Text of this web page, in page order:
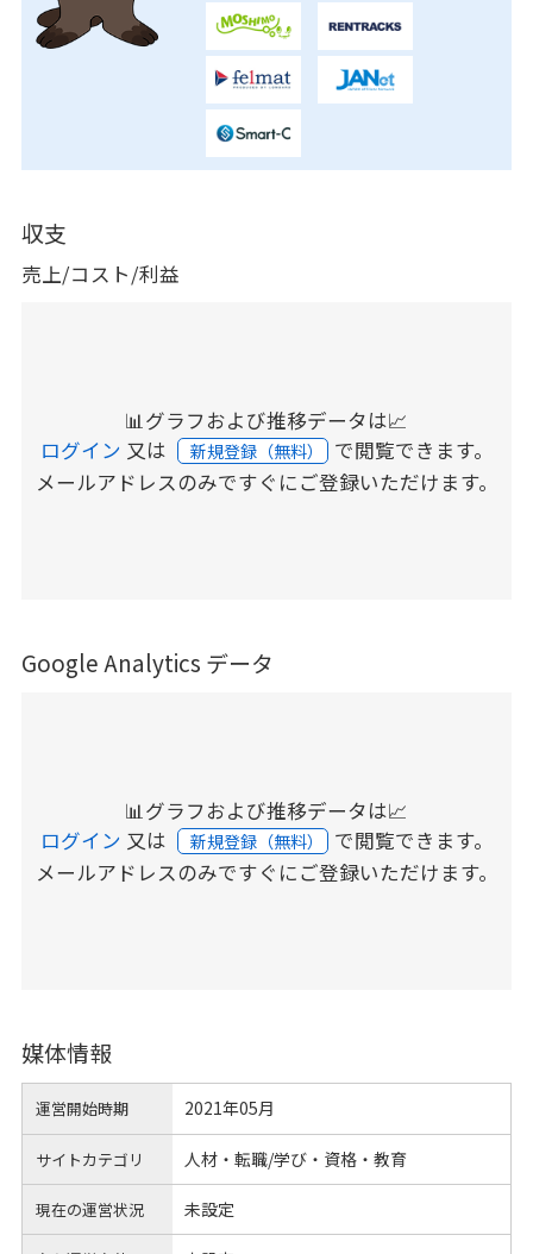
収支
売上/コスト/利益
📊グラフおよび推移データは📈
ログイン 又は 新規登録（無料） で閲覧できます。
メールアドレスのみですぐにご登録いただけます。
Google Analytics データ
📊グラフおよび推移データは📈
ログイン 又は 新規登録（無料） で閲覧できます。
メールアドレスのみですぐにご登録いただけます。
媒体情報
運営開始時期 2021年05月
サイトカテゴリ 人材・転職/学び・資格・教育
現在の運営状況 未設定